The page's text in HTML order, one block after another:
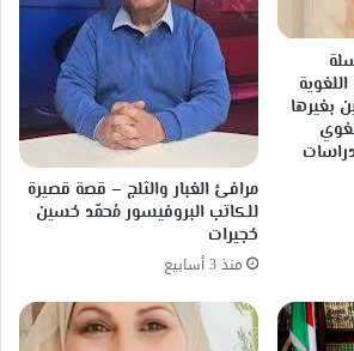
بغيرها
مرافئ الغبار والثلج – قصة قصيرة
للكاتب البروفيسور مُحمّد حُسين
حُجيرات
منذ 3 أسابيع